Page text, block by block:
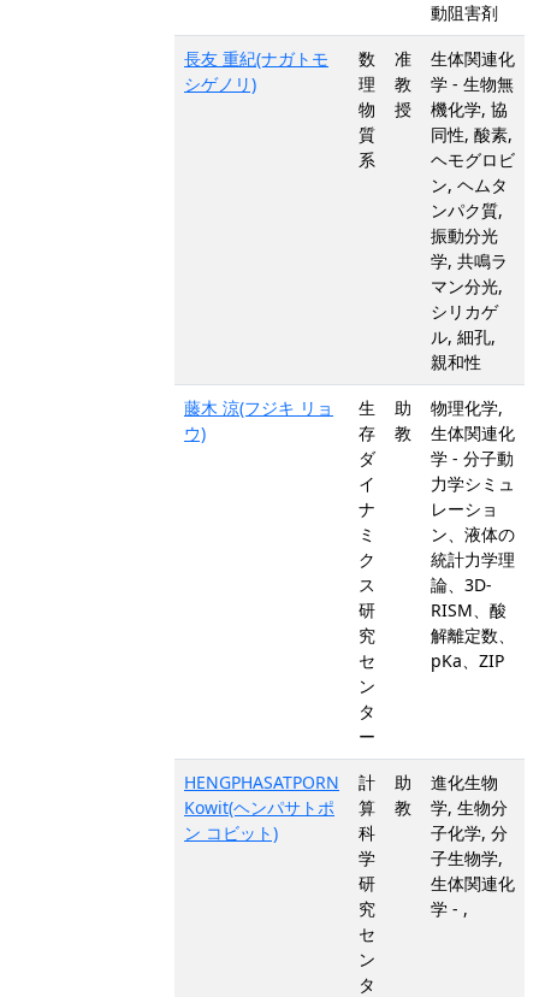
動阻害剤
長友 重紀(ナガトモ
シゲノリ)
数
理
物
質
系
准
教
授
生体関連化
学 - 生物無
機化学, 協
同性, 酸素,
ヘモグロビ
ン, ヘムタ
ンパク質,
振動分光
学, 共鳴ラ
マン分光,
シリカゲ
ル, 細孔,
親和性
藤木 涼(フジキ リョ
ウ)
生
存
ダ
イ
ナ
ミ
ク
ス
研
究
セ
ン
タ
ー
助
教
物理化学,
生体関連化
学 - 分子動
力学シミュ
レーショ
ン、液体の
統計力学理
論、3D-
RISM、酸
解離定数、
pKa、ZIP
HENGPHASATPORN
Kowit(ヘンパサトポ
ン コビット)
計
算
科
学
研
究
セ
ン
タ
助
教
進化生物
学, 生物分
子化学, 分
子生物学,
生体関連化
学 - ,